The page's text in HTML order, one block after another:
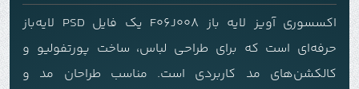
اکسسوری آویز لایه باز F06J008 یک فایل PSD لایه‌باز
حرفه‌ای است که برای طراحی لباس، ساخت پورتفولیو و
کالکشن‌های مد کاربردی است. مناسب طراحان مد و